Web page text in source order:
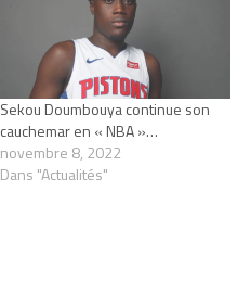
Sekou Doumbouya continue son
cauchemar en « NBA »…
novembre 8, 2022
Dans "Actualités"